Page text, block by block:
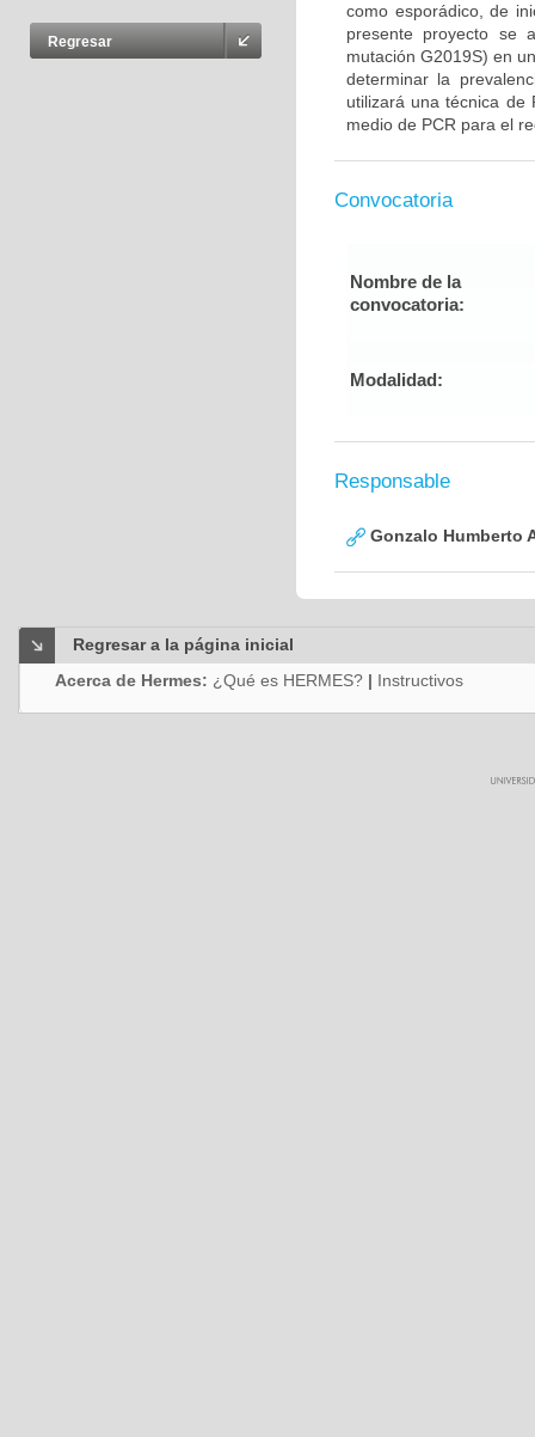
Regresar
como esporádico, de
presente proyecto se
mutación G2019S) en
determinar la
utilizará una técnica de
medio de PCR para el
Convocatoria
Nombre de la
convocatoria:
Modalidad:
Responsable
Gonzalo Humberto
Regresar a la página inicial
Acerca de Hermes: ¿Qué es HERMES? | Instructivos